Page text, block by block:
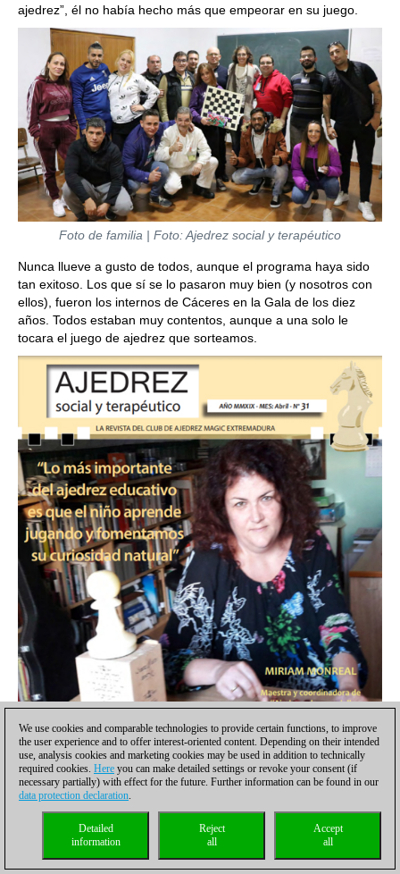
ajedrez”, él no había hecho más que empeorar en su juego.
Foto de familia | Foto: Ajedrez social y terapéutico
Nunca llueve a gusto de todos, aunque el programa haya sido
tan exitoso. Los que sí se lo pasaron muy bien (y nosotros con
ellos), fueron los internos de Cáceres en la Gala de los diez
años. Todos estaban muy contentos, aunque a una solo le
tocara el juego de ajedrez que sorteamos.
RevistaAjedrez social y terapeutico no. 131 PDF descargable
We use cookies and comparable technologies to provide certain functions, to improve
the user experience and to offer interest-oriented content. Depending on their intended
use, analysis cookies and marketing cookies may be used in addition to technically
required cookies. Here you can make detailed settings or revoke your consent (if
necessary partially) with effect for the future. Further information can be found in our
data protection declaration.
Accept
all
Reject
all
Detailed
information